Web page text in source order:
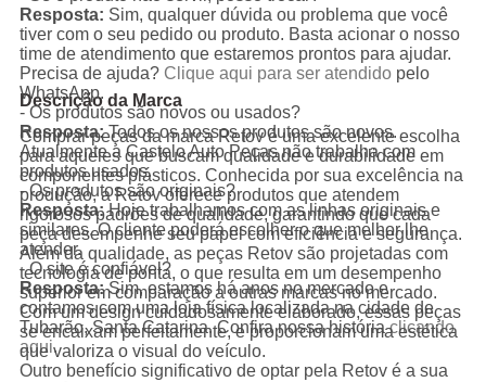
Resposta: Sim, qualquer dúvida ou problema que você
tiver com o seu pedido ou produto. Basta acionar o nosso
time de atendimento que estaremos prontos para ajudar.
Precisa de ajuda? Clique aqui para ser atendidopelo
WhatsApp.
- Os produtos são novos ou usados?
Resposta:Todos os nossos produtos são novos.
Atualmente a Castelo Auto Peças não trabalha com
produtos usados.
- Os produtos são originais?
Resposta:Hoje trabalhamos com as linhas originais e
similares. O cliente poderá escolher o que melhor lhe
atender.
- O site é confiável?
Resposta:Sim, estamos há anos no mercado e
contamos com uma loja física localizada na cidade de
Tubarão, Santa Catarina. Confira nossa históriaclicando
aqui.
Descrição da Marca
Comprar peças da marca Retov é uma excelente escolha
para aqueles que buscam qualidade e durabilidade em
componentes plásticos. Conhecida por sua excelência na
produção, a Retov oferece produtos que atendem
rigorosos padrões de qualidade, garantindo que cada
peça desempenhe seu papel com eficiência e segurança.
Além da qualidade, as peças Retov são projetadas com
tecnologia de ponta, o que resulta em um desempenho
superior em comparação a outras marcas no mercado.
Com um design cuidadosamente elaborado, essas peças
se encaixam perfeitamente, e proporcionam uma estética
que valoriza o visual do veículo.
Outro benefício significativo de optar pela Retov é a sua